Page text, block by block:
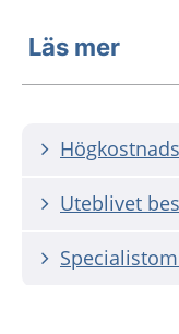
Läs mer
Uteblivet